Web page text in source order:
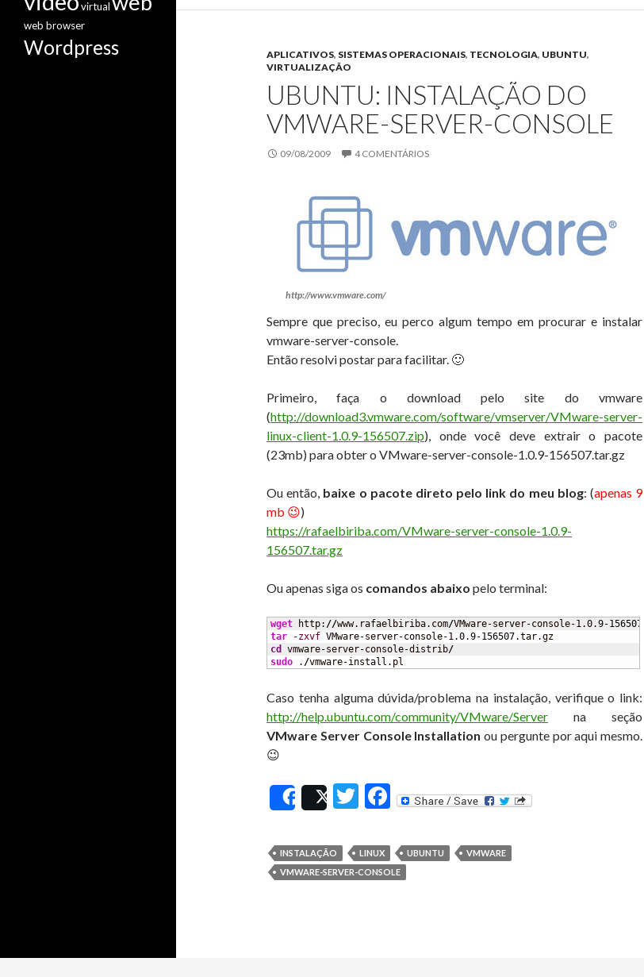
o
APLICATIVOS, SISTEMAS OPERACIONAIS, TECNOLOGIA, UBUNTU,
VIRTUALIZAÇÃO
UBUNTU: INSTALAÇÃO DO
VMWARE-SERVER-CONSOLE
09/08/2009 4 COMENTÁRIOS
http://www.vmware.com/
Sempre que preciso, eu perco algum tempo em procurar e instalar
vmware-server-console.
Então resolvi postar para facilitar. 🙂
Primeiro, faça o download pelo site do vmware
(http://download3.vmware.com/software/vmserver/VMware-server-
linux-client-1.0.9-156507.zip), onde você deve extrair o pacote
(23mb) para obter o VMware-server-console-1.0.9-156507.tar.gz
Ou então, baixe o pacote direto pelo link do meu blog: (apenas 9
mb 😉)
https://rafaelbiriba.com/VMware-server-console-1.0.9-
156507.tar.gz
Ou apenas siga os comandos abaixo pelo terminal:
wget http: //www.rafaelbiriba.com/VMware-server-console-1.0.9-156507
tar
-zxvf VMware-server-console-1.0.9-156507
cd
vmware-server-console-distrib/
sudo . /vmware-install.pl
Caso tenha alguma dúvida/problema na instalação, verifique o link:
http://help.ubuntu.com/community/VMware/Server na seção
VMware Server Console Installation ou pergunte por aqui mesmo.
😉
SharePostT
itt
er
F
e
b
INSTALAÇÃO LINUX UBUNTU
VMWARE
VMWARE-SERVER-CONSOLE
virtual
web browser
Wordpress